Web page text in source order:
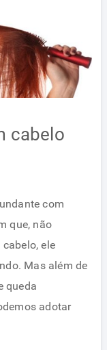
cabelo
com
que, não
ele
Mas além de
queda
adotar